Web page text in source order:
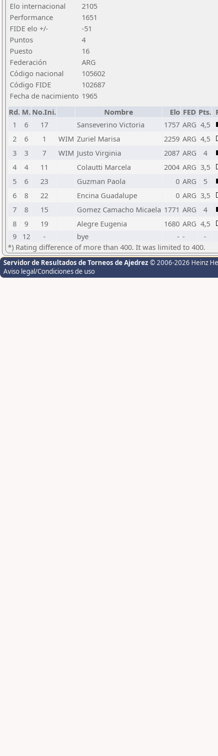
Elo internacional
2105
Performance
1651
FIDE elo +/-
-51
Puntos
4
Puesto
16
Federación
ARG
Código nacional
105602
Código FIDE
102687
Fecha de nacimiento 1965
Rd. M. No.Ini. Nombre Elo FED Pts.
1
6 17 Sanseverino Victoria 1757 ARG 4,5
2
6 1 WIM Zuriel Marisa 2259 ARG 4,5
3
3 7 WIM Justo Virginia 2087 ARG
4
4
4 11 Colautti Marcela 2004 ARG 3,5
5
6 23 Guzman Paola 0 ARG
5
6
8 22 Encina Guadalupe 0 ARG 3,5
7
8 15 Gomez Camacho Micaela 1771 ARG
4
8
9 19 Alegre Eugenia 1680 ARG 4,5
9
12 - bye - -
-
*) Rating difference of more than 400. It was limited to 400.
Servidor de Resultados de Torneos de Ajedrez © 2006-2026 Heinz
Aviso legal/Condiciones de uso